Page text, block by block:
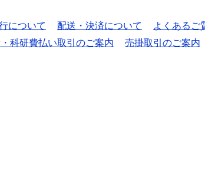
について 配送・決済について
よくあるご
科研費払い取引のご案内 売掛取引のご案内